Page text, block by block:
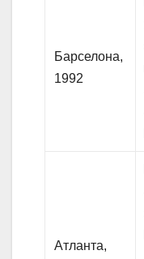
Барселона,
1992
Атланта,